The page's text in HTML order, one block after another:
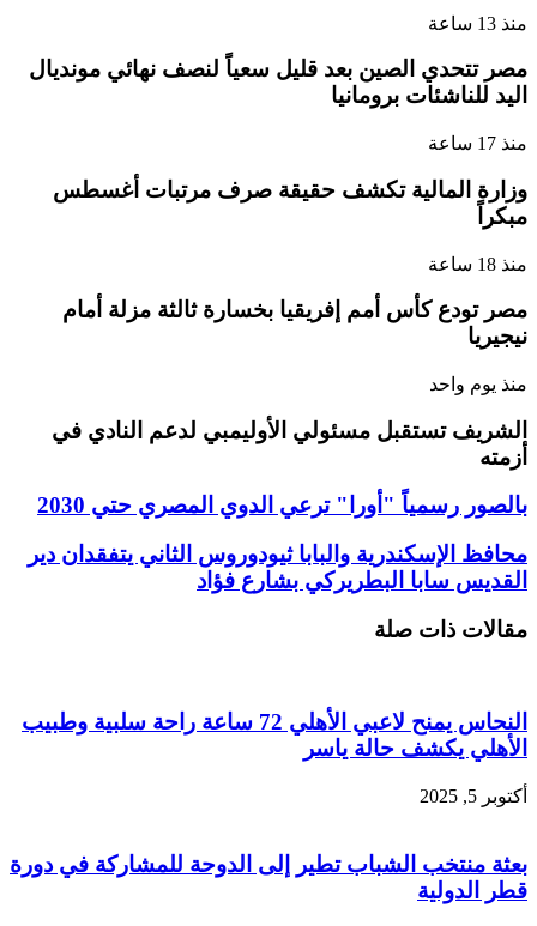
منذ 13 ساعة
مصر تتحدي الصين بعد قليل سعياً لنصف نهائي مونديال
اليد للناشئات برومانيا
منذ 17 ساعة
وزارة المالية تكشف حقيقة صرف مرتبات أغسطس
مبكراً
منذ 18 ساعة
مصر تودع كأس أمم إفريقيا بخسارة ثالثة مزلة أمام
نيجيريا
منذ يوم واحد
الشريف تستقبل مسئولي الأوليمبي لدعم النادي في
أزمته
بالصور رسمياً "أورا" ترعي الدوي المصري حتي 2030
محافظ الإسكندرية والبابا ثيودوروس الثاني يتفقدان دير
القديس سابا البطريركي بشارع فؤاد
مقالات ذات صلة
النحاس يمنح لاعبي الأهلي 72 ساعة راحة سلبية وطبيب
الأهلي يكشف حالة ياسر
أكتوبر 5, 2025
بعثة منتخب الشباب تطير إلى الدوحة للمشاركة في دورة
قطر الدولية